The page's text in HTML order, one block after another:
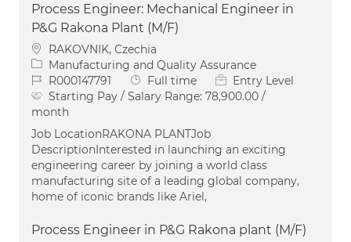
Process Engineer: Mechanical Engineer in
P&G Rakona Plant (M/F)
Location
RAKOVNIK, Czechia
Category
Manufacturing and Quality Assurance
Job IdR000147791 Job Type
Full time
Entry Level
Starting Pay / Salary Range: 78,900.00 /
month
Job LocationRAKONA PLANTJob
DescriptionInterested in launching an exciting
engineering career by joining a world class
manufacturing site of a leading global company,
home of iconic brands like Ariel,
Process Engineer in P&G Rakona plant (M/F)